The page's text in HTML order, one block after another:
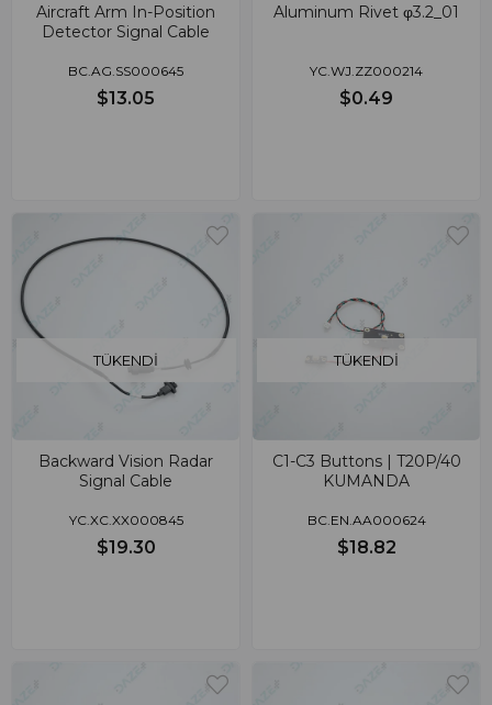
Aircraft Arm In-Position
Detector Signal Cable
BC.AG.SS000645
$13.05
Aluminum Rivet φ3.2_01
YC.WJ.ZZ000214
$0.49
TÜKENDI
Backward Vision Radar
Signal Cable
YC.XC.XX000845
$19.30
TÜKENDI
C1-C3 Buttons | T20P/40
KUMANDA
BC.EN.AA000624
$18.82